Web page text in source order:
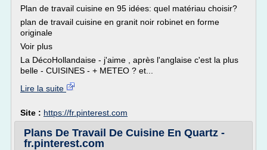
Plan de travail cuisine en 95 idées: quel matériau choisir?
plan de travail cuisine en granit noir robinet en forme
originale
Voir plus
La DécoHollandaise - j'aime , après l'anglaise c'est la plus
belle - CUISINES - + METEO ? et...
Lire la suite
Site : https://fr.pinterest.com
Plans De Travail De Cuisine En Quartz -
fr.pinterest.com